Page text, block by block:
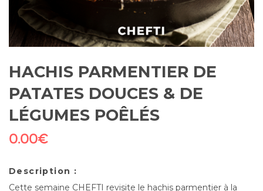
HACHIS PARMENTIER DE
PATATES DOUCES & DE
LÉGUMES POÊLÉS
0.00€
Description :
Cette semaine CHEFTI revisite le hachis parmentier à la